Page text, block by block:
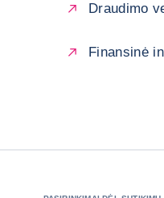
Draudimo
Finansinė